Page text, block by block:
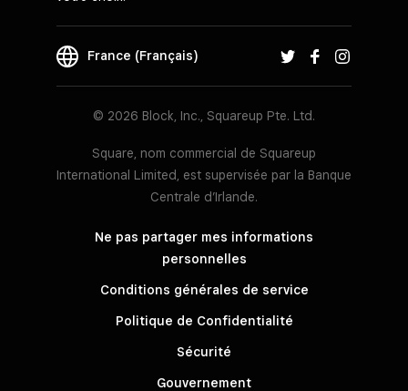
France (Français)
© 2026 Block, Inc., Squareup Pte. Ltd.
Square, nom commercial de Squareup
International Limited, est supervisée par la Banque
Centrale d’Irlande.
Ne pas partager mes informations
personnelles
Conditions générales de service
Politique de Confidentialité
Sécurité
Gouvernement